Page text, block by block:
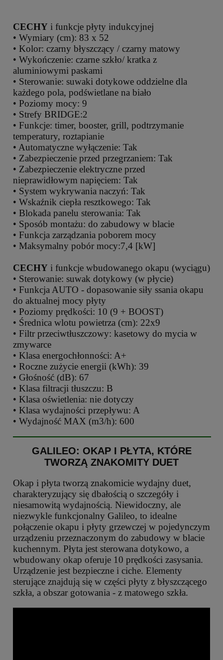
CECHY i funkcje płyty indukcyjnej
• Wymiary (cm): 83 x 52
• Kolor: czarny błyszczący / czarny matowy
• Wykończenie: czarne szkło/ kratka z
aluminiowymi paskami
• Sterowanie: suwaki dotykowe oddzielne dla
każdego pola, podświetlane na biało
• Poziomy mocy: 9
• Strefy BRIDGE:2
• Funkcje: timer, booster, grill, podtrzymanie
temperatury, roztapianie
• Automatyczne wyłączenie: Tak
• Zabezpieczenie przed przegrzaniem: Tak
• Zabezpieczenie elektryczne przed
nieprawidłowym napięciem: Tak
• System wykrywania naczyń: Tak
• Wskaźnik ciepła resztkowego: Tak
• Blokada panelu sterowania: Tak
• Sposób montażu: do zabudowy w blacie
• Funkcja zarządzania poborem mocy
• Maksymalny pobór mocy:7,4 [kW]
CECHY i funkcje wbudowanego okapu (wyciągu)
• Sterowanie: suwak dotykowy (w płycie)
• Funkcja AUTO - dopasowanie siły ssania okapu
do aktualnej mocy płyty
• Poziomy prędkości: 10 (9 + BOOST)
• Średnica wlotu powietrza (cm): 22x9
• Filtr przeciwtłuszczowy: kasetowy do mycia w
zmywarce
• Klasa energochłonności: A+
• Roczne zużycie energii (kWh): 39
• Głośność (dB): 67
• Klasa filtracji tłuszczu: B
• Klasa oświetlenia: nie dotyczy
• Klasa wydajności przepływu: A
• Wydajność MAX (m3/h): 600
GALILEO: OKAP I PŁYTA, KTÓRE
TWORZĄ ZNAKOMITY DUET
Okap i płyta tworzą znakomicie wydajny duet,
charakteryzujący się dbałością o szczegóły i
niesamowitą wydajnością. Niewidoczny, ale
niezwykle funkcjonalny Galileo, to idealne
połączenie okapu i płyty grzewczej w pojedynczym
urządzeniu przeznaczonym do zabudowy w blacie
kuchennym. Płyta jest sterowana dotykowo, a
wbudowany okap oferuje 10 prędkości zasysania.
Urządzenie jest bezpieczne i ciche. Elementy
sterujące znajdują się w części płyty z błyszczącego
szkła, a obszar gotowania - z matowego szkła.